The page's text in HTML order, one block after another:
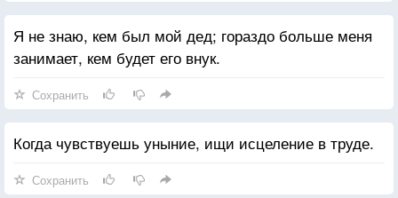
Я не знаю, кем был мой дед; гораздо больше меня
занимает, кем будет его внук.
Сохранить
Когда чувствуешь уныние, ищи исцеление в труде.
Сохранить